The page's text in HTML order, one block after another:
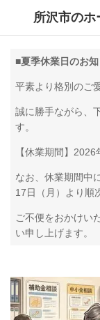
所沢市の
■夏季休業日のお
平素より格別のご
誠に勝手ながら、
す。
【休業期間】
なお、休業期間中
17日（月）より順
ご不便をおかけい
い申し上げます。